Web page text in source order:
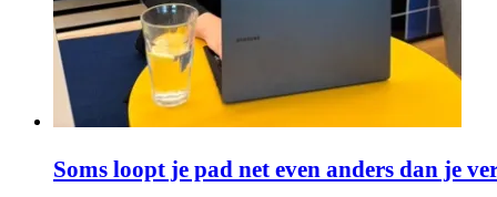
Soms loopt je pad net even anders dan je